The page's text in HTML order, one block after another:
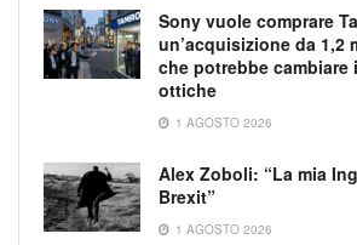
Sony vuole comprare
un’acquisizione da 1,2
che potrebbe cambiare
ottiche
1 AGOSTO 2026
Alex Zoboli: “La mia
Brexit”
1 AGOSTO 2026